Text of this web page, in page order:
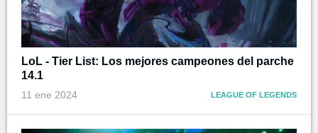
LoL - Tier List: Los mejores campeones del parche
14.1
11 ene 2024 LEAGUE OF LEGENDS